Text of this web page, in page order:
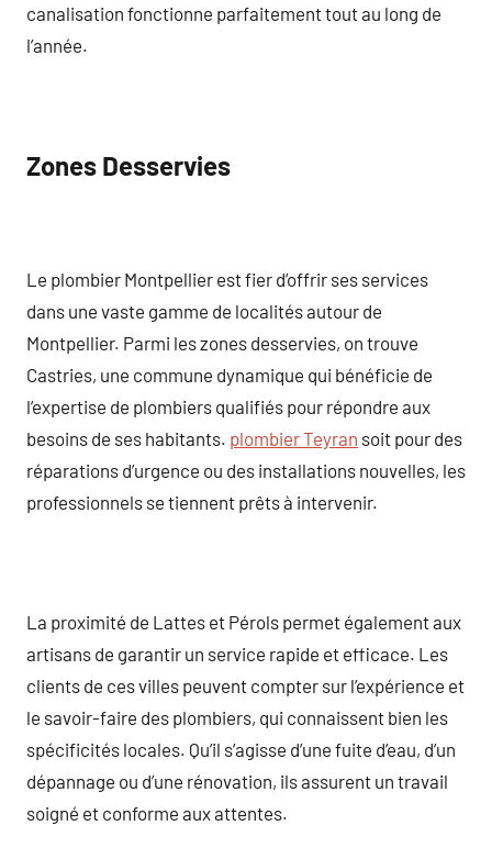
canalisation fonctionne parfaitement tout au long de
l’année.
Zones Desservies
Le plombier Montpellier est fier d’offrir ses services
dans une vaste gamme de localités autour de
Montpellier. Parmi les zones desservies, on trouve
Castries, une commune dynamique qui bénéficie de
l’expertise de plombiers qualifiés pour répondre aux
besoins de ses habitants. plombier Teyran soit pour des
réparations d’urgence ou des installations nouvelles, les
professionnels se tiennent prêts à intervenir.
La proximité de Lattes et Pérols permet également aux
artisans de garantir un service rapide et efficace. Les
clients de ces villes peuvent compter sur l’expérience et
le savoir-faire des plombiers, qui connaissent bien les
spécificités locales. Qu’il s’agisse d’une fuite d’eau, d’un
dépannage ou d’une rénovation, ils assurent un travail
soigné et conforme aux attentes.